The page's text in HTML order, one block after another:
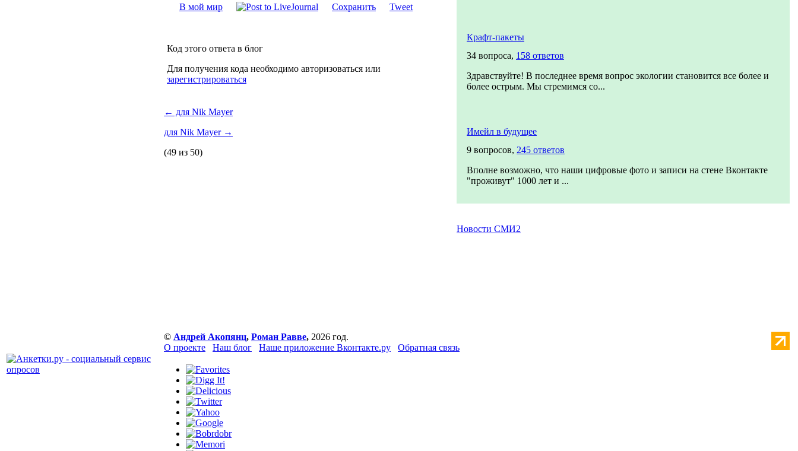
В мой мир Сохранить Tweet
Код этого ответа в блог
Для получения кода необходимо авторизоваться или
зарегистрироваться
← для Nik Mayer
для Nik Mayer →
(49 из 50)
Крафт-пакеты
34 вопроса, 158 ответов
Здравствуйте! В последнее время вопрос экологии становится все более и
более острым. Мы стремимся со...
Имейл в будущее
9 вопросов, 245 ответов
Вполне возможно, что наши цифровые фото и записи на стене Вконтакте
"проживут" 1000 лет и ...
Новости СМИ2
© Андрей Акопянц, Роман Равве, 2026 год.
О проекте
Наш блог Наше приложение Вконтакте.ру Обратная связь